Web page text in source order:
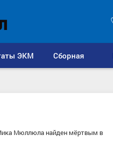
ЭКМ Сборная
Мюллюла найден мёртвым в